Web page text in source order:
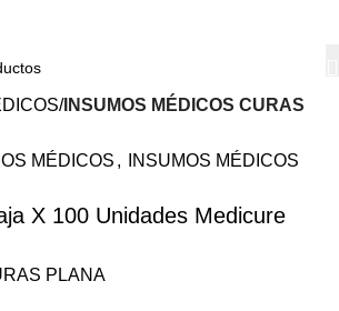
INSUMOS MÉDICOS CURAS
agrandar
MÉDICOS ,
INSUMOS MÉDICOS
X 100 Unidades Medicure
PLANA